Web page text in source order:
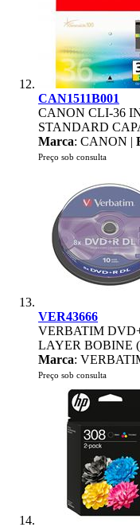
CAN1511B001
CANON CLI-36
STANDARD
Marca: CANON |
Preço sob consulta
VER43666
VERBATIM
LAYER BOBINE
Marca:
Preço sob consulta